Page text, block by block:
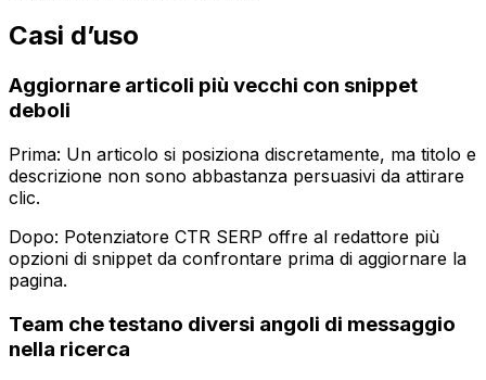
Casi d’uso
Aggiornare articoli più vecchi con snippet
deboli
Prima: Un articolo si posiziona discretamente, ma titolo e
descrizione non sono abbastanza persuasivi da attirare
clic.
Dopo: Potenziatore CTR SERP offre al redattore più
opzioni di snippet da confrontare prima di aggiornare la
pagina.
Team che testano diversi angoli di messaggio
nella ricerca